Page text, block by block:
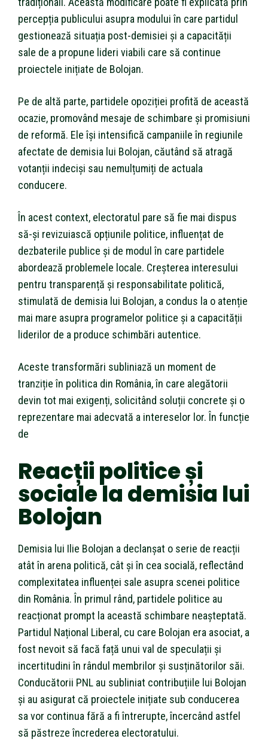
percepția publicului asupra modului în care partidul
gestionează situația post-demisiei și a capacității
sale de a propune lideri viabili care să continue
proiectele inițiate de Bolojan.
Pe de altă parte, partidele opoziției profită de această
ocazie, promovând mesaje de schimbare și promisiuni
de reformă. Ele își intensifică campaniile în regiunile
afectate de demisia lui Bolojan, căutând să atragă
votanții indeciși sau nemulțumiți de actuala
conducere.
În acest context, electoratul pare să fie mai dispus
să-și revizuiască opțiunile politice, influențat de
dezbaterile publice și de modul în care partidele
abordează problemele locale. Creșterea interesului
pentru transparență și responsabilitate politică,
stimulată de demisia lui Bolojan, a condus la o atenție
mai mare asupra programelor politice și a capacității
liderilor de a produce schimbări autentice.
Aceste transformări subliniază un moment de
tranziție în politica din România, în care alegătorii
devin tot mai exigenți, solicitând soluții concrete și o
reprezentare mai adecvată a intereselor lor. În funcție
de
Reacții politice și
sociale la demisia lui
Bolojan
Demisia lui Ilie Bolojan a declanșat o serie de reacții
atât în arena politică, cât și în cea socială, reflectând
complexitatea influenței sale asupra scenei politice
din România. În primul rând, partidele politice au
reacționat prompt la această schimbare neașteptată.
Partidul Național Liberal, cu care Bolojan era asociat, a
fost nevoit să facă față unui val de speculații și
incertitudini în rândul membrilor și susținătorilor săi.
Conducătorii PNL au subliniat contribuțiile lui Bolojan
și au asigurat că proiectele inițiate sub conducerea
sa vor continua fără a fi întrerupte, încercând astfel
să păstreze încrederea electoratului.